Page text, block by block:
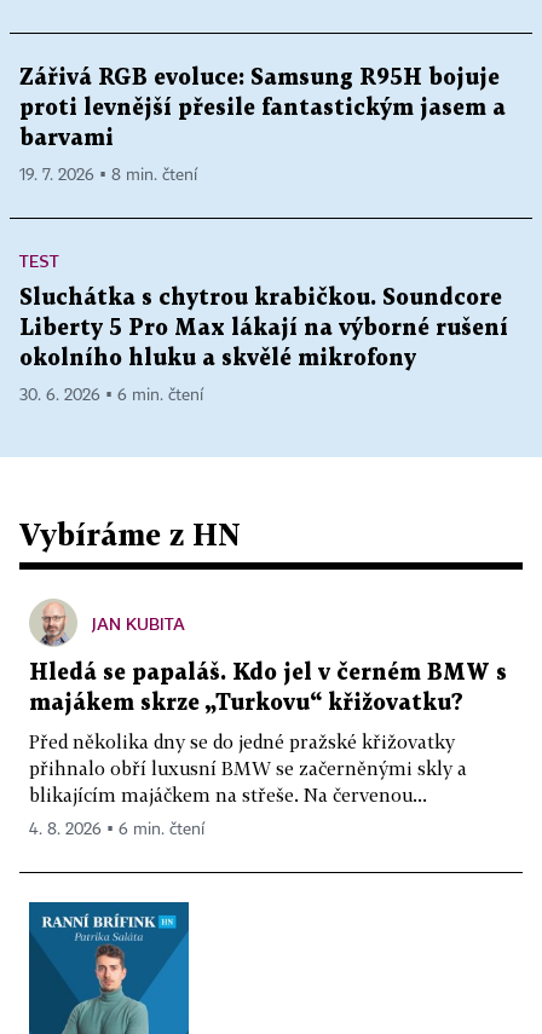
Zářivá RGB evoluce: Samsung R95H bojuje
proti levnější přesile fantastickým jasem a
barvami
19. 7. 2026 ▪ 8 min. čtení
TEST
Sluchátka s chytrou krabičkou. Soundcore
Liberty 5 Pro Max lákají na výborné rušení
okolního hluku a skvělé mikrofony
30. 6. 2026 ▪ 6 min. čtení
Vybíráme z HN
JAN KUBITA
Hledá se papaláš. Kdo jel v černém BMW s
majákem skrze „Turkovu“ křižovatku?
Před několika dny se do jedné pražské křižovatky
přihnalo obří luxusní BMW se začerněnými skly a
blikajícím majáčkem na střeše. Na červenou...
4. 8. 2026 ▪ 6 min. čtení